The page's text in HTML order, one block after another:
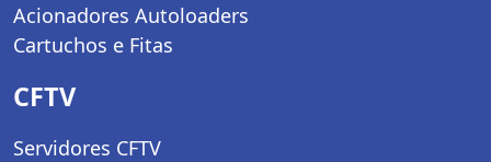
Acionadores Autoloaders
Cartuchos e Fitas
CFTV
Servidores CFTV